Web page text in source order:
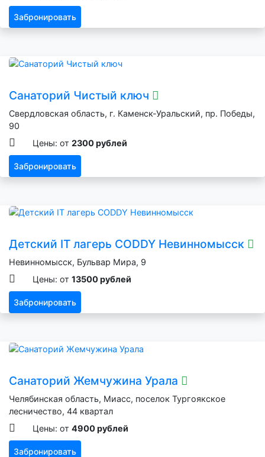
Забронировать
Санаторий Чистый ключ
Свердловская область, г. Каменск-Уральский, пр. Победы,
90
Цены: от 2300 рублей
Забронировать
Детский IT лагерь CODDY Невинномысск
Невинномысск, Бульвар Мира, 9
Цены: от 13500 рублей
Забронировать
Санаторий Жемчужина Урала
Челябинская область, Миасс, поселок Тургоякское
лесничество, 44 квартал
Цены: от 4900 рублей
Забронировать